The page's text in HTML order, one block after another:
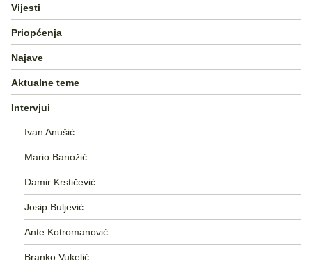
Vijesti
Priopćenja
Najave
Aktualne teme
Intervjui
Ivan Anušić
Mario Banožić
Damir Krstičević
Josip Buljević
Ante Kotromanović
Branko Vukelić